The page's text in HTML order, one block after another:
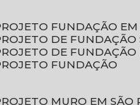
PROJETO FUNDAÇÃO
PROJETO DE
PROJETO DE
PROJETO FUNDAÇÃO
PROJETO MURO EM SÃO